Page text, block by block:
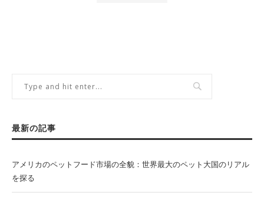
最新の記事
アメリカのペットフード市場の全貌：世界最大のペット大国のリアル
を探る